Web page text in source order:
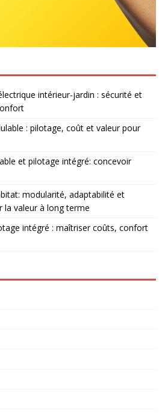
intérieur-jardin : sécurité et
: pilotage, coût et valeur pour
et pilotage intégré: concevoir
modularité, adaptabilité et
la valeur à long terme
intégré : maîtriser coûts, confort